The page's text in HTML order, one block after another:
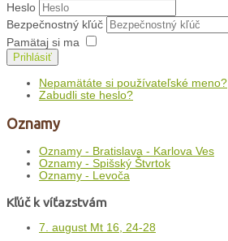
Heslo
Bezpečnostný kľúč
Pamätaj si ma
Prihlásiť
Nepamätáte si používateľské meno?
Zabudli ste heslo?
Oznamy
Oznamy - Bratislava - Karlova Ves
Oznamy - Spišský Štvrtok
Oznamy - Levoča
Kľúč k víťazstvám
7. august Mt 16, 24-28